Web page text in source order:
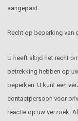
aangepast.
Recht op beperking van
U heeft altijd het recht
betrekking hebben op
beperken. U kunt een
contactpersoon voor
reactie op uw verzoek.